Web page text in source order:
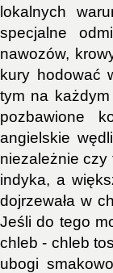
lokalnych
specjalne
nawozów,
kury hodować
tym na
pozbawione
angielskie
niezależnie czy
indyka, a
dojrzewała w
Jeśli do tego
chleb - chleb
ubogi